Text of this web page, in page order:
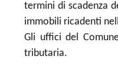
termini di scadenza
immobili ricadenti
Gli uffici del
tributaria.